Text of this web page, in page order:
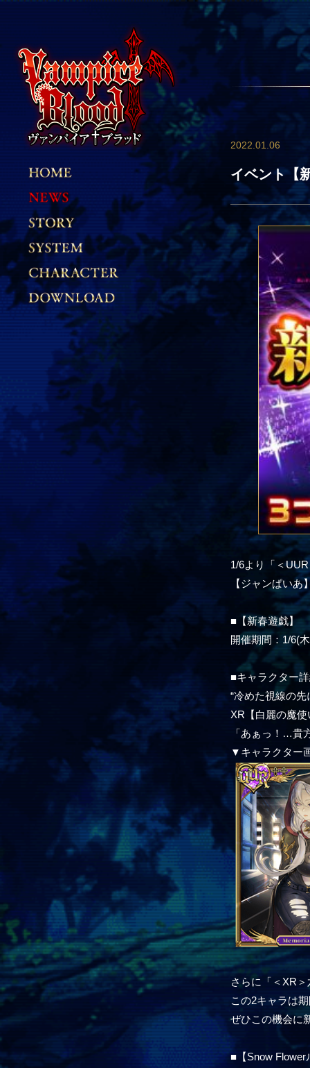
2022.01.06
イベント【
1/6より「＜
【ジャンぱい
■【新春遊戯】
開催期間：1/6(
■キャラクター
“冷めた視線の
XR【白麗の魔
「あぁっ！…貴
▼キャラクター
さらに「＜XR
この2キャラは
ぜひこの機会に
■【Snow Flower